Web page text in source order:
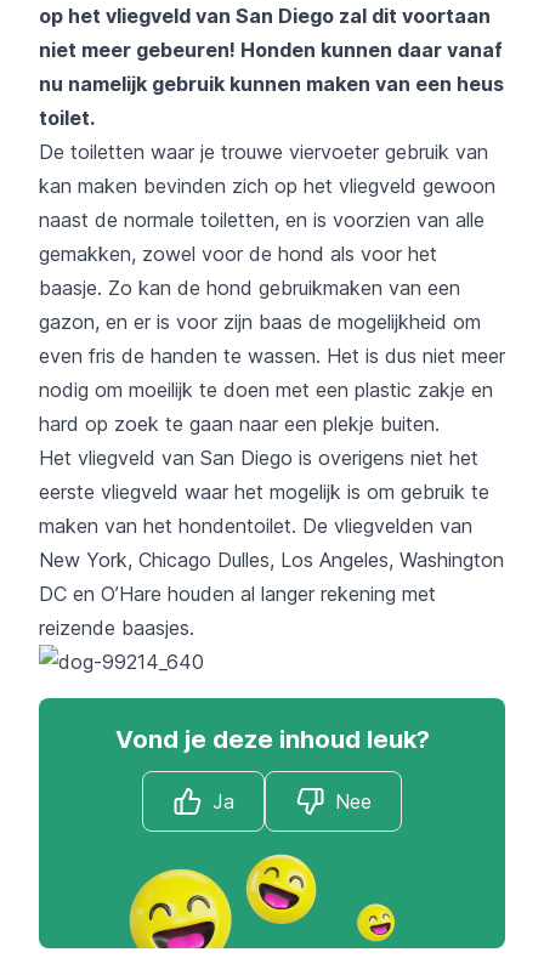
op het vliegveld van San Diego zal dit voortaan
niet meer gebeuren! Honden kunnen daar vanaf
nu namelijk gebruik kunnen maken van een heus
toilet.
De toiletten waar je trouwe viervoeter gebruik van
kan maken bevinden zich op het vliegveld gewoon
naast de normale toiletten, en is voorzien van alle
gemakken, zowel voor de hond als voor het
baasje. Zo kan de hond gebruikmaken van een
gazon, en er is voor zijn baas de mogelijkheid om
even fris de handen te wassen. Het is dus niet meer
nodig om moeilijk te doen met een plastic zakje en
hard op zoek te gaan naar een plekje buiten.
Het vliegveld van San Diego is overigens niet het
eerste vliegveld waar het mogelijk is om gebruik te
maken van het hondentoilet. De vliegvelden van
New York, Chicago Dulles, Los Angeles, Washington
DC en O’Hare houden al langer rekening met
reizende baasjes.
Vond je deze inhoud leuk?
Ja Nee